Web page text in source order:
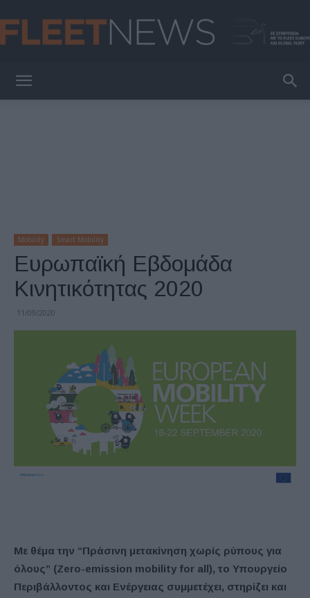
Mobility Smart Mobility
Ευρωπαϊκή Εβδομάδα
Κινητικότητας 2020
11/09/2020
Με θέμα την “Πράσινη μετακίνηση χωρίς ρύπους για
όλους” (Zero-emission mobility for all), το Υπουργείο
Περιβάλλοντος και Ενέργειας συμμετέχει, στηρίζει και